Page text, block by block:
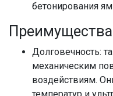
бетонирования
Долговечность:
механическим
воздействиям.